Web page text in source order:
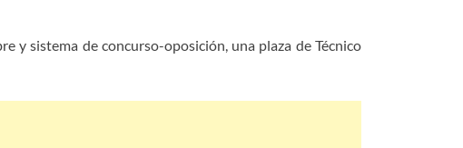
y sistema de concurso-oposición, una plaza de Técnico